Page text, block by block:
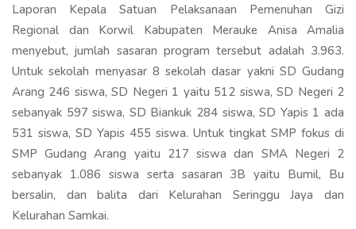
Laporan Kepala Satuan Pelaksanaan Pemenuhan Gizi
Regional dan Korwil Kabupaten Merauke Anisa Amalia
menyebut, jumlah sasaran program tersebut adalah 3.963.
Untuk sekolah menyasar 8 sekolah dasar yakni SD Gudang
Arang 246 siswa, SD Negeri 1 yaitu 512 siswa, SD Negeri 2
sebanyak 597 siswa, SD Biankuk 284 siswa, SD Yapis 1 ada
531 siswa, SD Yapis 455 siswa. Untuk tingkat SMP fokus di
SMP Gudang Arang yaitu 217 siswa dan SMA Negeri 2
sebanyak 1.086 siswa serta sasaran 3B yaitu Bumil, Bu
bersalin, dan balita dari Kelurahan Seringgu Jaya dan
Kelurahan Samkai.